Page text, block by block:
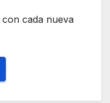
cada nueva